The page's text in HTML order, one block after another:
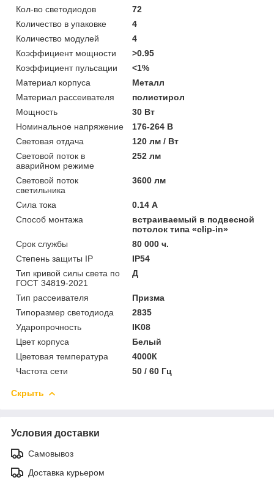
Кол-во светодиодов
72
Количество в упаковке
4
Количество модулей
4
Коэффициент мощности
>0.95
Коэффициент пульсации
<1%
Материал корпуса
Металл
Материал рассеивателя
полистирол
Мощность
30 Вт
Номинальное напряжение
176-264 В
Световая отдача
120 лм / Вт
Световой поток в
аварийном режиме
252 лм
Световой поток
светильника
3600 лм
Сила тока
0.14 А
Способ монтажа
встраиваемый в подвесной
потолок типа «clip-in»
Срок службы
80 000 ч.
Степень защиты IP
IP54
Тип кривой силы света по
ГОСТ 34819-2021
Д
Тип рассеивателя
Призма
Типоразмер светодиода
2835
Ударопрочность
IK08
Цвет корпуса
Белый
Цветовая температура
4000К
Частота сети
50 / 60 Гц
Скрыть
Условия доставки
Самовывоз
Доставка курьером